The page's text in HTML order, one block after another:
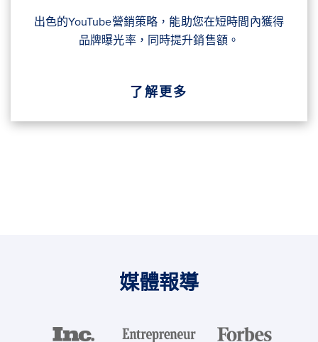
出色的YouTube營銷策略，能助您在短時間內獲得
品牌曝光率，同時提升銷售額。
了解更多
媒體報導